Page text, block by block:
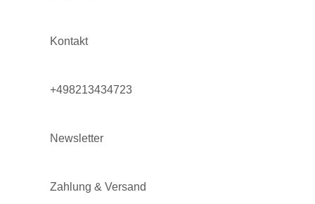
Kontakt
+498213434723
Newsletter
Zahlung & Versand